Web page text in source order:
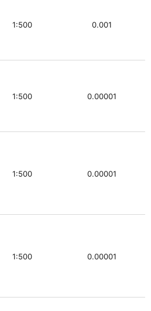
1:500 0.001
1:500 0.00001
1:500 0.00001
1:500 0.00001